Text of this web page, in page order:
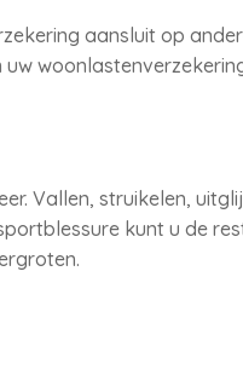
aansluit op
Vallen, struikelen,
kunt u de